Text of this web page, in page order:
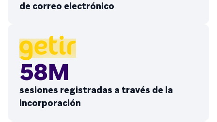
de correo electrónico
58M
sesiones registradas a través de la
incorporación